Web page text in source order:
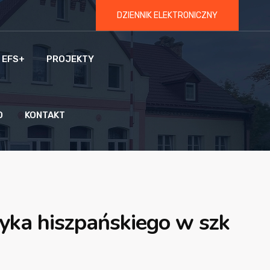
DZIENNIK ELEKTRONICZNY
PROJEKTY
KONTAKT
hiszpańskiego w szk